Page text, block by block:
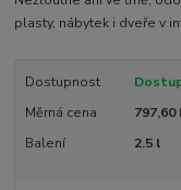
plasty, nábytek i dveře v
Dostupnost
Měrná cena
797,60
Balení
2.5 l